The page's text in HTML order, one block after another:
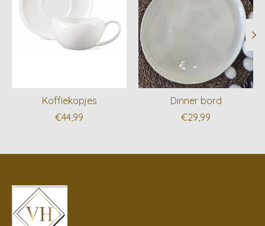
Koffiekopjes
€44,99
Dinner bord
€29,99